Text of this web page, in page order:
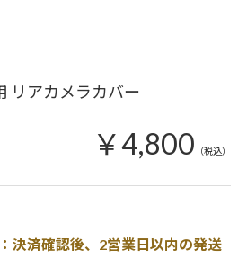
リアカメラカバー
￥4,800 （税込）
済確認後、2営業日以内の発送